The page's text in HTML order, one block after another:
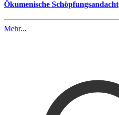
Ökumenische Schöpfungsandacht
Mehr...